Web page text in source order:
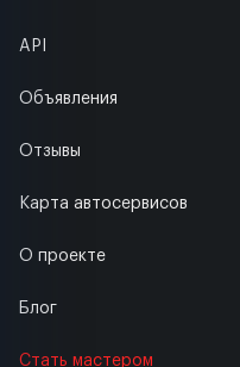
API
Объявления
Отзывы
Карта автосервисов
О проекте
Блог
Стать мастером